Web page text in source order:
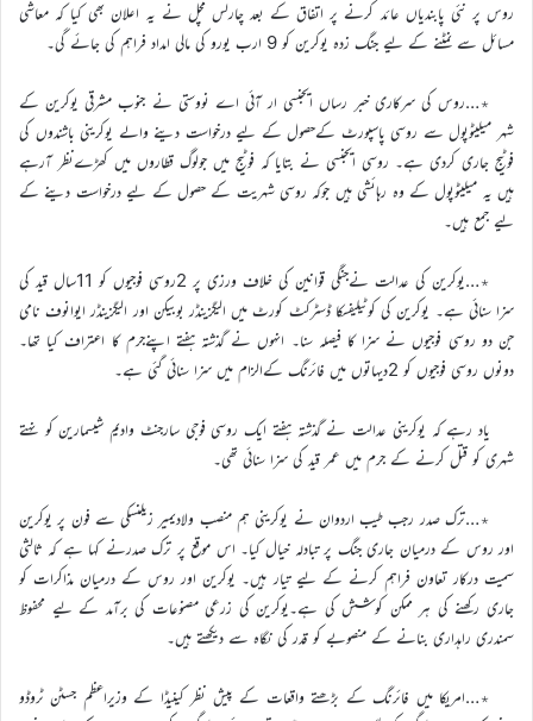
روس پر نئی پابندیاں عائد کرنے پر اتفاق کے بعد چارلس مچل نے یہ اعلان بھی کیا کہ معاشی
مسائل سے نمٹنے کے لیے جنگ زدہ یوکرین کو 9 ارب یورو کی مالی امداد فراہم کی جائے گی۔
٭…روس کی سرکاری خبر رساں ایجنسی ار آئی اے نووستی نے جنوب مشرقی یوکرین کے
شہر میلیٹوپول سے روسی پاسپورٹ کےحصول کے لیے درخواست دینے والے یوکرینی باشندوں کی
فوٹیج جاری کردی ہے۔ روسی ایجنسی نے بتایا کہ فوٹیج میں جولوگ قطاروں میں کھڑےنظر آرہے
ہیں یہ میلیٹوپول کے وہ رہائشی ہیں جوکہ روسی شہریت کے حصول کے لیے درخواست دینے کے
لیے جمع ہیں۔
٭…یوکرین کی عدالت نےجنگی قوانین کی خلاف ورزی پر 2روسی فوجیوں کو 11سال قید کی
سزا سنائی ہے۔ یوکرین کی کوٹیلیفسکا ڈسٹرکٹ کورٹ میں الیگزینڈر بوبیکن اور الیگزینڈر ایوانوف نامی
جن دو روسی فوجیوں نے سزا کا فیصلہ سنا۔ انہوں نے گذشتہ ہفتے اپنےجرم کا اعتراف کیا تھا۔
دونوں روسی فوجیوں کو 2دیہاتوں میں فائرنگ کےالزام میں سزا سنائی گئی ہے۔
یاد رہے کہ یوکرینی عدالت نے گذشتہ ہفتے ایک روسی فوجی سارجنٹ وادیم شیسمارین کو نہتے
شہری کو قتل کرنے کے جرم میں عمر قید کی سزا سنائی تھی۔
٭…ترک صدر رجب طیب اردوان نے یوکرینی ہم منصب ولادیمیر زیلنسکی سے فون پر یوکرین
اور روس کے درمیان جاری جنگ پر تبادلہ خیال کیا۔ اس موقع پر ترک صدرنے کہا ہے کہ ثالثی
سمیت درکار تعاون فراہم کرنے کے لیے تیار ہیں۔ یوکرین اور روس کے درمیان مذاکرات کو
جاری رکھنے کی ہر ممکن کوشش کی ہے۔یوکرین کی زرعی مصنوعات کی برآمد کے لیے محفوظ
سمندری راہداری بنانے کے منصوبے کو قدر کی نگاہ سے دیکھتے ہیں۔
٭…امریکا میں فائرنگ کے بڑھتے واقعات کے پیش نظر کینیڈا کے وزیراعظم جسٹن ٹروڈو